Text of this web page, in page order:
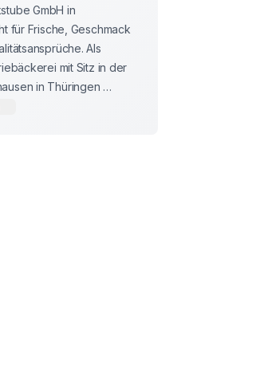
GmbH in
für Frische, Geschmack
Als
mit Sitz in der
in Thüringen
modernster